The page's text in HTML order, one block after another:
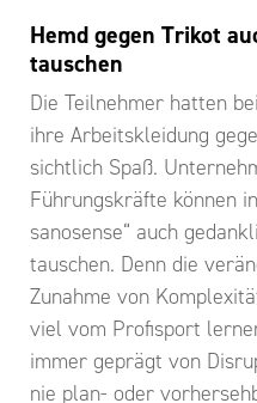
Hemd gegen Trikot
tauschen
Die Teilnehmer hatten
ihre Arbeitskleidung
sichtlich Spaß.
Führungskräfte können
sanosense“ auch
tauschen. Denn die
Zunahme von
viel vom Profisport
immer geprägt von
nie plan- oder